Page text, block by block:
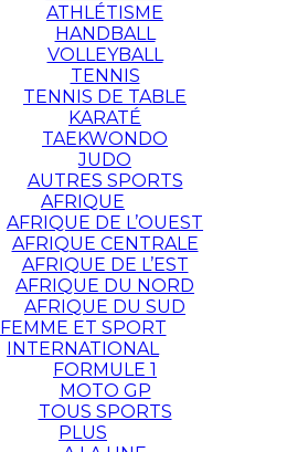
ATHLÉTISME
HANDBALL
VOLLEYBALL
TENNIS
TENNIS DE TABLE
KARATÉ
TAEKWONDO
JUDO
AUTRES SPORTS
AFRIQUE
AFRIQUE DE L’OUEST
AFRIQUE CENTRALE
AFRIQUE DE L’EST
AFRIQUE DU NORD
AFRIQUE DU SUD
FEMME ET SPORT
INTERNATIONAL
FORMULE 1
MOTO GP
TOUS SPORTS
PLUS